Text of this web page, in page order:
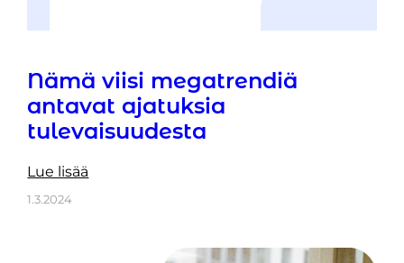
Nämä viisi megatrendiä
antavat ajatuksia
tulevaisuudesta
Lue lisää
1.3.2024